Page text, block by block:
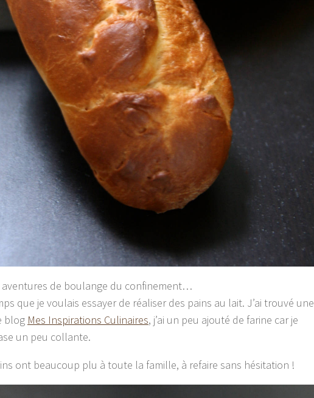
aventures de boulange du confinement…
que je voulais essayer de réaliser des pains au lait. J’ai trouvé une
blog Mes Inspirations Culinaires, j’ai un peu ajouté de farine car je
un peu collante.
ont beaucoup plu à toute la famille, à refaire sans hésitation !